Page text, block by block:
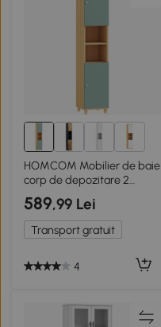
8+
HOMCOM Mobilier de baie
corp de depozitare 2
dulapuri 2 compartimente
deschise rafturi reglabile 30
x 30 x 166 cm, verde
589,99 Lei
Transport gratuit
4